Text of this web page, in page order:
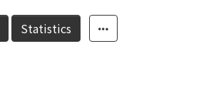
Statistics